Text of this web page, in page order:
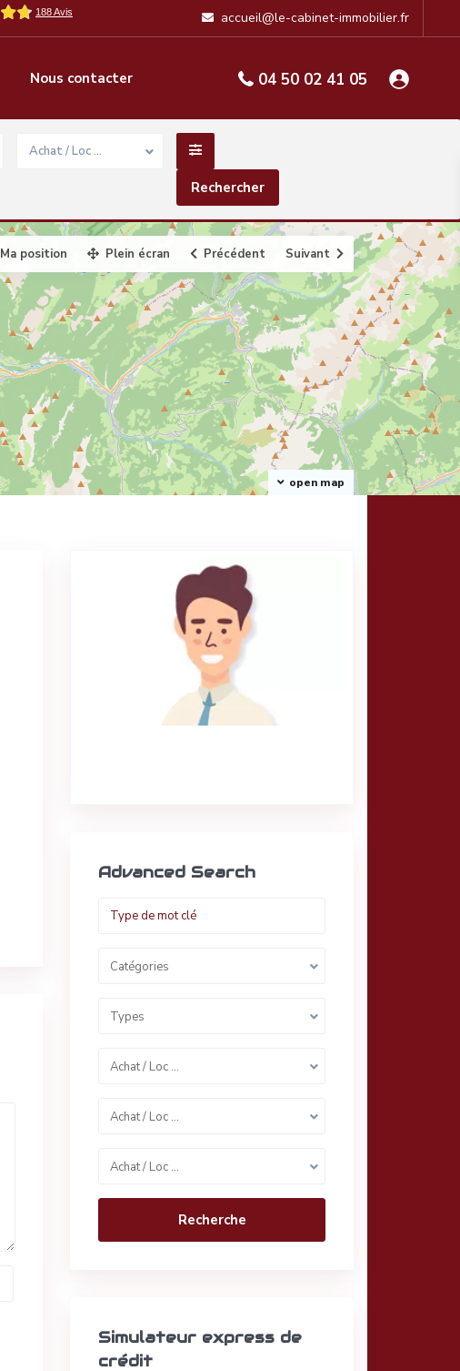
accueil@le-cabinet-immobilier.fr
04 50 02 41 05
Nous contacter
Achat / Loc …
open map
Ma position Plein écran Précédent Suivant
Advanced Search
Catégories
Types
Achat / Loc …
Achat / Loc …
Achat / Loc …
Recherche
Simulateur express de
crédit